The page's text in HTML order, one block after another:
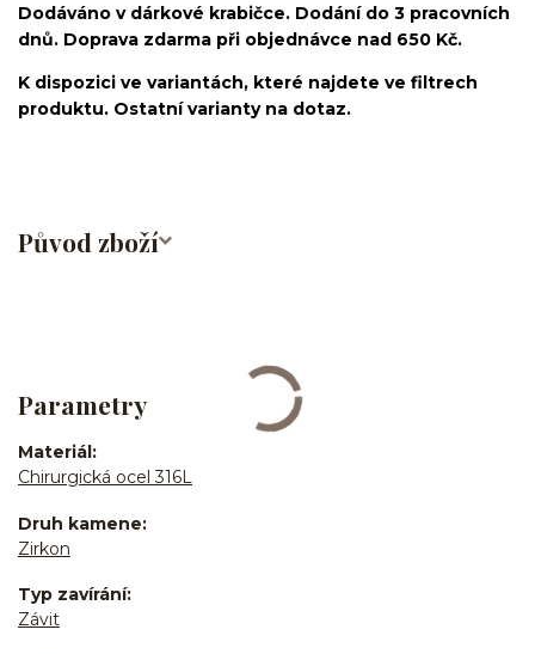
Dodáváno v dárkové krabičce. Dodání do 3 pracovních
dnů. Doprava zdarma při objednávce nad 650 Kč.
K dispozici ve variantách, které najdete ve filtrech
produktu. Ostatní varianty na dotaz.
Původ zboží
Parametry
Materiál
Chirurgická ocel 316L
Druh kamene
Zirkon
Typ zavírání
Závit